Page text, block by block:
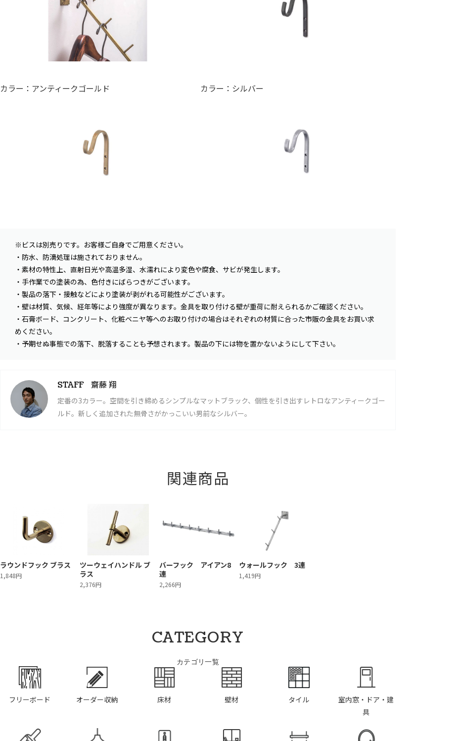
カラー：アンティークゴールド カラー：シルバー
※ビスは別売りです。お客様ご自身でご用意ください。
・防水、防滴処理は施されておりません。
・素材の特性上、直射日光や高温多湿、水濡れにより変色や腐食、サビが発生します。
・手作業での塗装の為、色付きにばらつきがございます。
・製品の落下・接触などにより塗装が剥がれる可能性がございます。
・壁は材質、気候、経年等により強度が異なります。金具を取り付ける壁が重荷に耐えられるかご確認ください。
・石膏ボード、コンクリート、化粧ベニヤ等へのお取り付けの場合はそれぞれの材質に合った市販の金具をお買い求
めください。
・予期せぬ事態での落下、脱落することも予想されます。製品の下には物を置かないようにして下さい。
STAFF 齋藤 翔
定番の3カラー。空間を引き締めるシンプルなマットブラック、個性を引き出すレトロなアンティークゴー
ルド。新しく追加された無骨さがかっこいい男前なシルバー。
関連商品
ラウンドフック ブラス
1,848円
ツーウェイハンドル ブ
ラス
2,376円
バーフック アイアン8
連
2,266円
ウォールフック 3連
1,419円
CATEGORY
カテゴリ一覧
フリーボード オーダー収納 床材 壁材 タイル
室内窓・ドア・建
具